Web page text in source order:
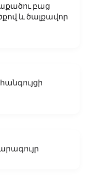
բաց
և ծալքավոր